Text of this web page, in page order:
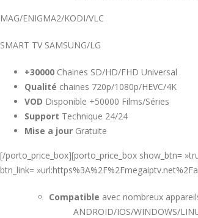
MAG/ENIGMA2/KODI/VLC
SMART TV SAMSUNG/LG
+30000 Chaines SD/HD/FHD Universal
Qualité chaines 720p/1080p/HEVC/4K
VOD Disponible +50000 Films/Séries
Support Technique 24/24
Mise a jour Gratuite
[/porto_price_box][porto_price_box show_btn=
btn_link=
Compatible avec nombreux
ANDROID/IOS/WINDOWS/